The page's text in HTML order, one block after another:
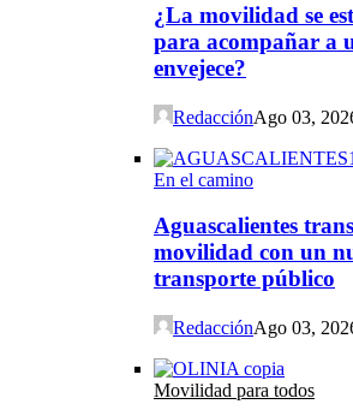
¿La movilidad se
para acompañar a
envejece?
RedacciónAgo 03,
En el camino
Aguascalientes
movilidad con un
transporte público
RedacciónAgo 03,
Movilidad para todos